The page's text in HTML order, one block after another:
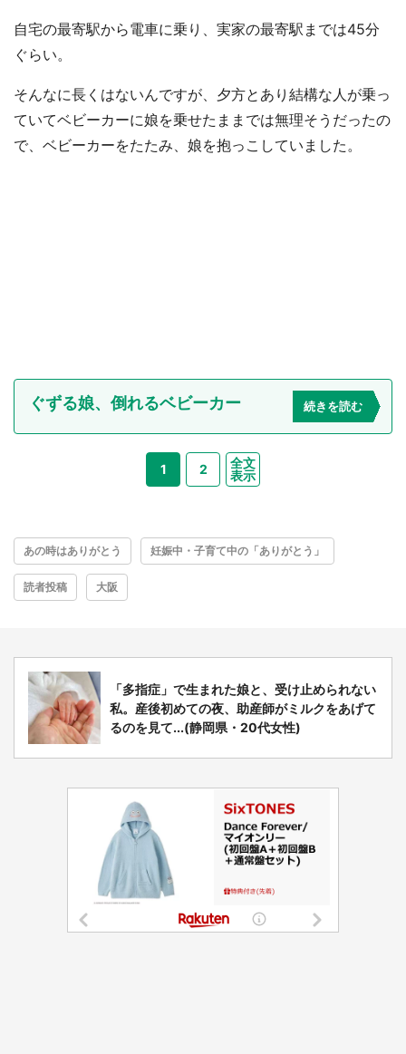
自宅の最寄駅から電車に乗り、実家の最寄駅までは45分
ぐらい。
そんなに長くはないんですが、夕方とあり結構な人が乗っ
ていてベビーカーに娘を乗せたままでは無理そうだったの
で、ベビーカーをたたみ、娘を抱っこしていました。
ぐずる娘、倒れるベビーカー 続きを読む
1 2
全文
表示
あの時はありがとう 妊娠中・子育て中の「ありがとう」
読者投稿 大阪
「多指症」で生まれた娘と、受け止められない
私。産後初めての夜、助産師がミルクをあげて
るのを見て...(静岡県・20代女性)